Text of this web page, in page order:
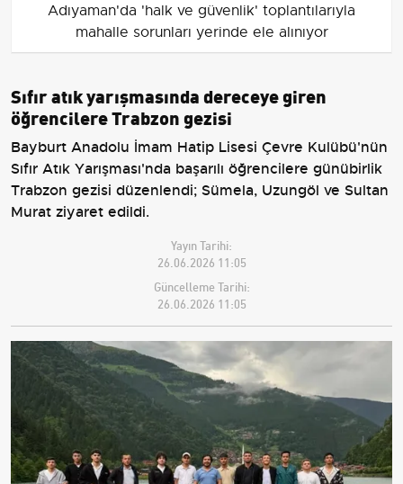
Adıyaman'da 'halk ve güvenlik' toplantılarıyla
mahalle sorunları yerinde ele alınıyor
Sıfır atık yarışmasında dereceye giren
öğrencilere Trabzon gezisi
Bayburt Anadolu İmam Hatip Lisesi Çevre Kulübü'nün
Sıfır Atık Yarışması'nda başarılı öğrencilere günübirlik
Trabzon gezisi düzenlendi; Sümela, Uzungöl ve Sultan
Murat ziyaret edildi.
Yayın Tarihi:
26.06.2026 11:05
Güncelleme Tarihi:
26.06.2026 11:05